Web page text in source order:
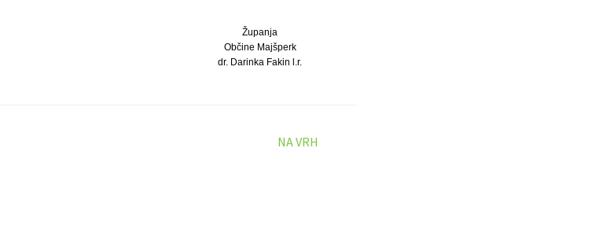
Županja
Občine Majšperk
dr. Darinka Fakin l.r.
NA VRH